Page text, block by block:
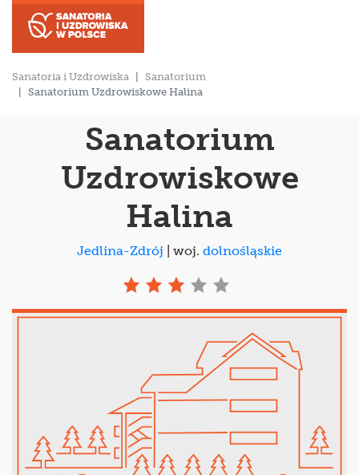
Sanatoria i Uzdrowiska
Sanatorium
Sanatorium Uzdrowiskowe Halina
Sanatorium
Uzdrowiskowe
Halina
Jedlina-Zdrój | woj. dolnośląskie